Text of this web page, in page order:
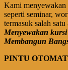
Kami menyewakan
seperti seminar,
termasuk salah
Menyewakan
Membangun
PINTU